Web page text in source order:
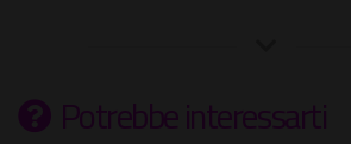
Potrebbe interessarti